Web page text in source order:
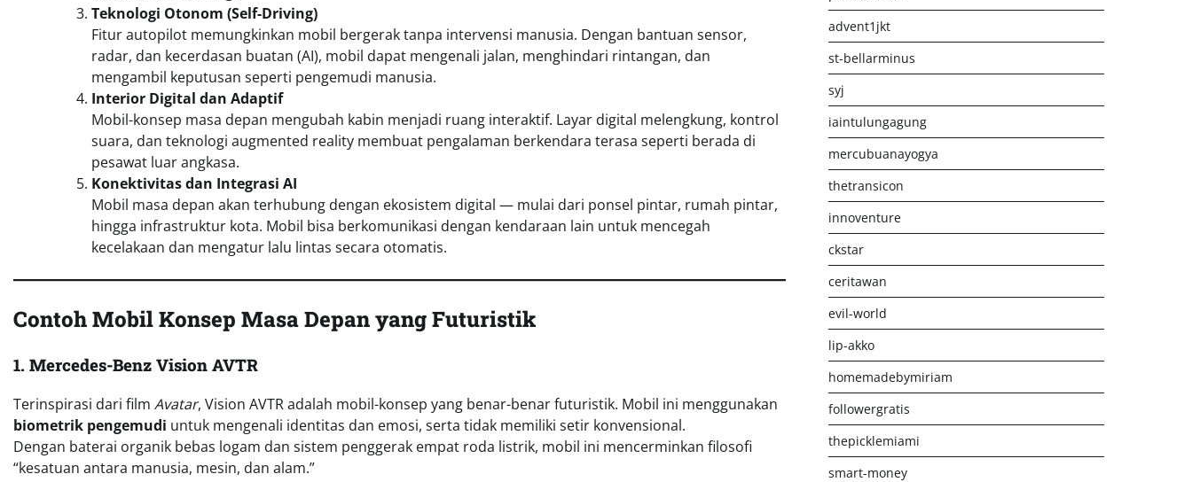
Teknologi Otonom (Self-Driving)
Fitur autopilot memungkinkan mobil bergerak tanpa intervensi manusia. Dengan bantuan sensor,
radar, dan kecerdasan buatan (AI), mobil dapat mengenali jalan, menghindari rintangan, dan
mengambil keputusan seperti pengemudi manusia.
Interior Digital dan Adaptif
Mobil-konsep masa depan mengubah kabin menjadi ruang interaktif. Layar digital melengkung, kontrol
suara, dan teknologi augmented reality membuat pengalaman berkendara terasa seperti berada di
pesawat luar angkasa.
Konektivitas dan Integrasi AI
Mobil masa depan akan terhubung dengan ekosistem digital — mulai dari ponsel pintar, rumah pintar,
hingga infrastruktur kota. Mobil bisa berkomunikasi dengan kendaraan lain untuk mencegah
kecelakaan dan mengatur lalu lintas secara otomatis.
Contoh Mobil Konsep Masa Depan yang Futuristik
1. Mercedes-Benz Vision AVTR
Terinspirasi dari film Avatar, Vision AVTR adalah mobil-konsep yang benar-benar futuristik. Mobil ini menggunakan
biometrik pengemudi untuk mengenali identitas dan emosi, serta tidak memiliki setir konvensional.
Dengan baterai organik bebas logam dan sistem penggerak empat roda listrik, mobil ini mencerminkan filosofi
“kesatuan antara manusia, mesin, dan alam.”
advent1jkt
st-bellarminus
syj
iaintulungagung
mercubuanayogya
thetransicon
innoventure
ckstar
ceritawan
evil-world
lip-akko
homemadebymiriam
followergratis
thepicklemiami
smart-money